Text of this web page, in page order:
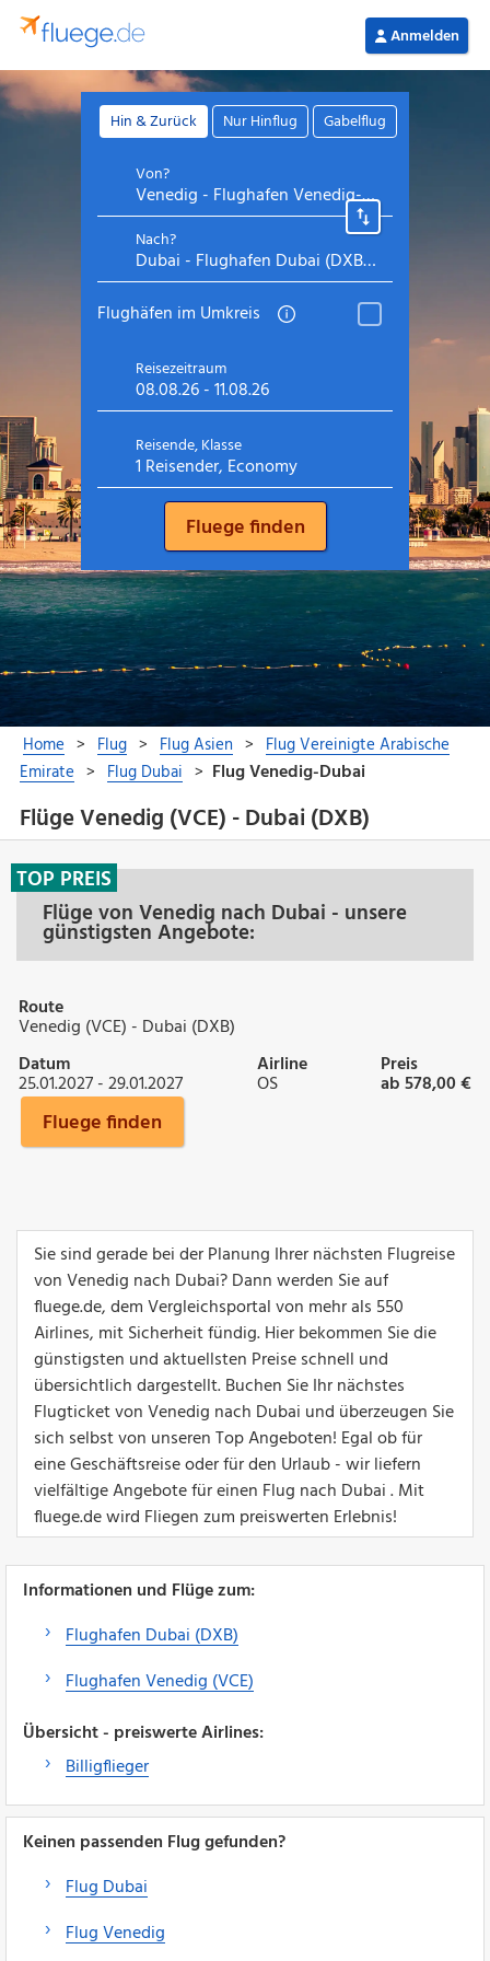
Flüge Venedig (VCE) - Dubai (DXB)
Flüge von Venedig nach Dubai - unsere
günstigsten Angebote:
TOP PREIS
Route
Venedig (VCE) - Dubai (DXB)
Datum
25.01.2027 - 29.01.2027
Airline
OS
Preis
ab 578,00 €
Fluege finden
Sie sind gerade bei der Planung Ihrer nächsten Flugreise
von Venedig nach Dubai? Dann werden Sie auf
fluege.de, dem Vergleichsportal von mehr als 550
Airlines, mit Sicherheit fündig. Hier bekommen Sie die
günstigsten und aktuellsten Preise schnell und
übersichtlich dargestellt. Buchen Sie Ihr nächstes
Flugticket von Venedig nach Dubai und überzeugen Sie
sich selbst von unseren Top Angeboten! Egal ob für
eine Geschäftsreise oder für den Urlaub - wir liefern
vielfältige Angebote für einen Flug nach Dubai . Mit
fluege.de wird Fliegen zum preiswerten Erlebnis!
Informationen und Flüge zum:
Flughafen Dubai (DXB)
Flughafen Venedig (VCE)
Übersicht - preiswerte Airlines:
Billigflieger
Keinen passenden Flug gefunden?
Flug Dubai
Flug Venedig